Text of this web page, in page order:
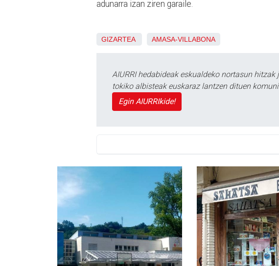
adunarra izan ziren garaile.
GIZARTEA AMASA-VILLABONA
AIURRI hedabideak eskualdeko nortasun
tokiko albisteak euskaraz lantzen dituen
Egin AIURRIkide!